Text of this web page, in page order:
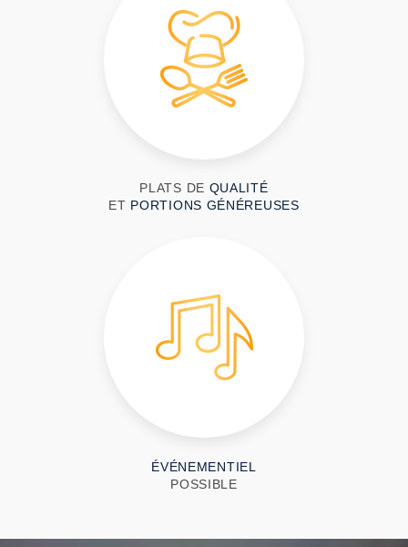
PLATS DE QUALITÉ
ET PORTIONS GÉNÉREUSES
ÉVÉNEMENTIEL
POSSIBLE